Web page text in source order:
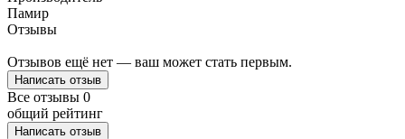
Памир
Отзывы
Отзывов ещё нет — ваш может стать первым.
Написать отзыв
Все отзывы 0
общий рейтинг
Написать отзыв